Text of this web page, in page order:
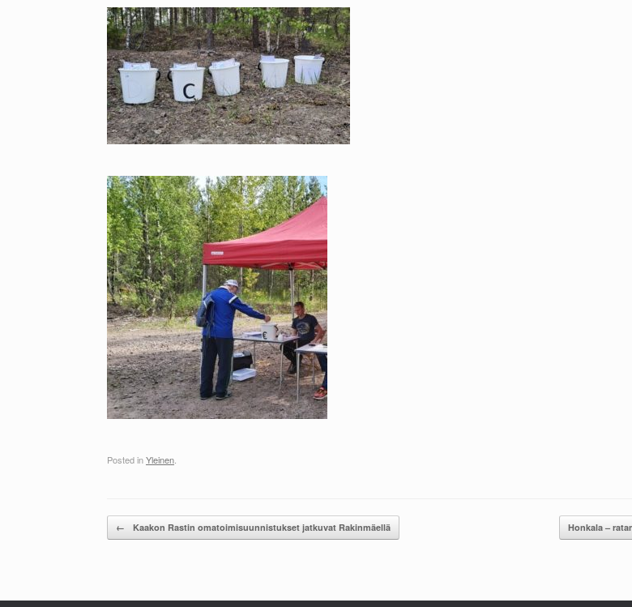
Posted inYleinen
Post navigation
← Kaakon Rastin omatoimisuunnistukset jatkuvat Rakinmäellä Honkala –